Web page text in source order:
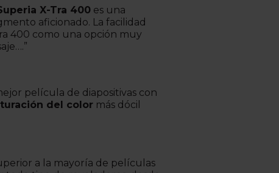
X-Tra 400 es una
aficionado. La facilidad
400 como una opción muy
película de diapositivas con
del color más dócil
a la mayoría de películas